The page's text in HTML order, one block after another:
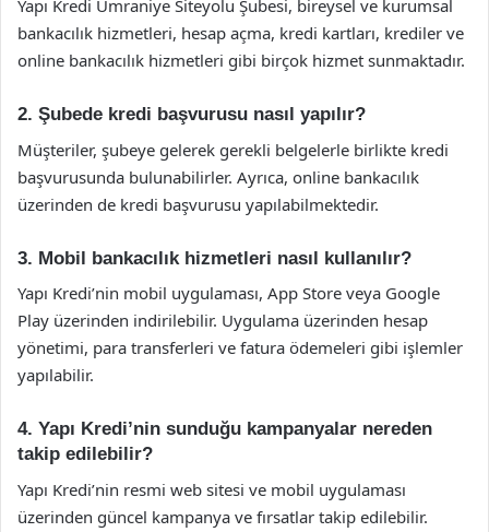
Yapı Kredi Ümraniye Siteyolu Şubesi, bireysel ve kurumsal
bankacılık hizmetleri, hesap açma, kredi kartları, krediler ve
online bankacılık hizmetleri gibi birçok hizmet sunmaktadır.
2. Şubede kredi başvurusu nasıl yapılır?
Müşteriler, şubeye gelerek gerekli belgelerle birlikte kredi
başvurusunda bulunabilirler. Ayrıca, online bankacılık
üzerinden de kredi başvurusu yapılabilmektedir.
3. Mobil bankacılık hizmetleri nasıl kullanılır?
Yapı Kredi’nin mobil uygulaması, App Store veya Google
Play üzerinden indirilebilir. Uygulama üzerinden hesap
yönetimi, para transferleri ve fatura ödemeleri gibi işlemler
yapılabilir.
4. Yapı Kredi’nin sunduğu kampanyalar nereden
takip edilebilir?
Yapı Kredi’nin resmi web sitesi ve mobil uygulaması
üzerinden güncel kampanya ve fırsatlar takip edilebilir.